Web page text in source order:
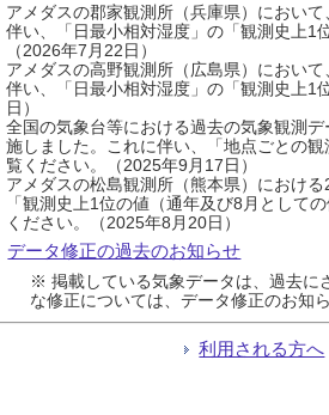
アメダスの郡家観測所（兵庫県）におい
伴い、「日最小相対湿度」の「観測史上1
（2026年7月22日）
アメダスの高野観測所（広島県）におい
伴い、「日最小相対湿度」の「観測史上1
日）
全国の気象台等における過去の気象観測
施しました。これに伴い、「地点ごとの
覧ください。（2025年9月17日）
アメダスの松島観測所（熊本県）におけ
「観測史上1位の値（通年及び8月として
ください。（2025年8月20日）
データ修正の過去のお知らせ
※ 掲載している気象データは、過去に
な修正については、データ修正のお知
利用される方へ